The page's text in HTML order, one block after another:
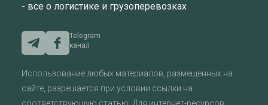
- все о логистике и грузоперевозках
Telegram
канал
Использование любых материалов, размещенных на
сайте, разрешается при условии ссылки на